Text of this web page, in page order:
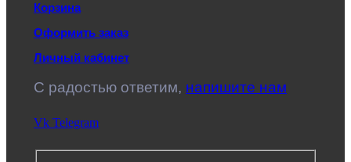
Корзина
Оформить заказ
Личный кабинет
C радостью ответим, напишите нам
Vk Telegram